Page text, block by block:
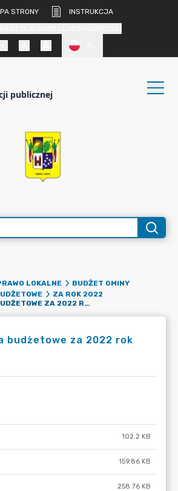
STRONY
INSTRUKCJA
publicznej
LOKALNE
BUDŻET GMINY
ZA ROK 2022
SPRAWOZDANIA BUDŻETOWE ZA 2022 ROK
budżetowe za 2022 rok
102.2 KB
159.86 KB
258.76 KB